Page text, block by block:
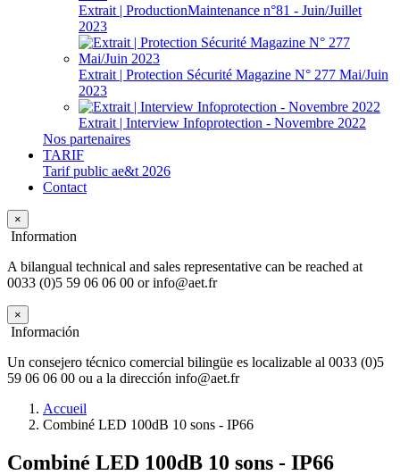
Extrait | ProductionMaintenance n°81 - Juin/Juillet
2023
Extrait | Protection Sécurité Magazine N° 277 Mai/Juin
2023
Extrait | Interview Infoprotection - Novembre 2022
Nos partenaires
TARIF
Tarif public ae&t 2026
Contact
×
Information
A bilangual technical and sales representative can be reached at
0033 (0)5 59 06 06 00 or info@aet.fr
×
Información
Un consejero técnico comercial bilingüe es localizable al 0033 (0)5
59 06 06 00 ou a la dirección info@aet.fr
Accueil
Combiné LED 100dB 10 sons - IP66
Combiné LED 100dB 10 sons - IP66